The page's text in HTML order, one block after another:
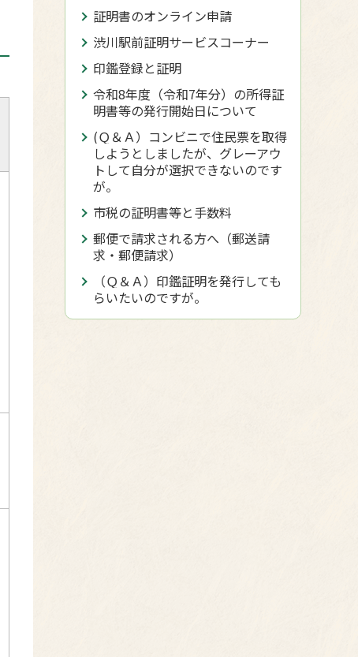
証明書のオンライン申請
渋川駅前証明サービスコーナー
印鑑登録と証明
令和8年度（令和7年分）の所得証
明書等の発行開始日について
(Ｑ＆Ａ）コンビニで住民票を取得
しようとしましたが、グレーアウ
トして自分が選択できないのです
が。
市税の証明書等と手数料
郵便で請求される方へ（郵送請
求・郵便請求）
（Ｑ＆Ａ）印鑑証明を発行しても
らいたいのですが。